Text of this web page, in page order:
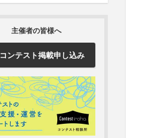
主催者の皆様へ
コンテスト掲載申し込み